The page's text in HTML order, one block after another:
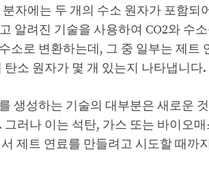
자에는 두 개의 수소 원자가 포함
알려진 기술을 사용하여 CO2와 수
소로 변환하는데, 그 중 일부는 제트
소 원자가 몇 개 있는지 나타냅니다.
생성하는 기술의 대부분은 새로운
그러나 이는 석탄, 가스 또는 바이오
제트 연료를 만들려고 시도할 때까